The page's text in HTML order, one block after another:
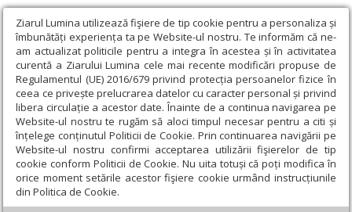
Ziarul Lumina utilizează fişiere de tip cookie pentru a personaliza și
îmbunătăți experiența ta pe Website-ul nostru. Te informăm că ne-
am actualizat politicile pentru a integra în acestea și în activitatea
curentă a Ziarului Lumina cele mai recente modificări propuse de
Regulamentul (UE) 2016/679 privind protecția persoanelor fizice în
ceea ce privește prelucrarea datelor cu caracter personal și privind
libera circulație a acestor date. Înainte de a continua navigarea pe
Website-ul nostru te rugăm să aloci timpul necesar pentru a citi și
înțelege conținutul Politicii de Cookie. Prin continuarea navigării pe
Website-ul nostru confirmi acceptarea utilizării fişierelor de tip
cookie conform Politicii de Cookie. Nu uita totuși că poți modifica în
orice moment setările acestor fişiere cookie urmând instrucțiunile
din Politica de Cookie.
Ziarul Lumina › Educaţie și Cultură › Educaţie › Bacalaureat
2030: patru probe scrise și două limbi străine
Bacalaureat 2030: patru probe scrise și
două limbi străine